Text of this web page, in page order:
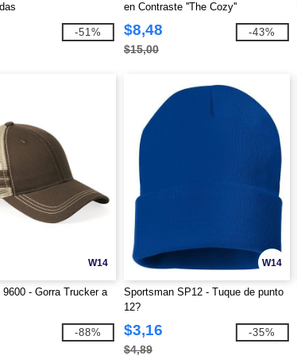
-51%
en Contraste ''The Cozy''
$8,48
$15,00
-43%
W14
- Gorra Trucker a
-88%
W14
Sportsman SP12 - Tuque de punto
12?
$3,16
$4,89
-35%